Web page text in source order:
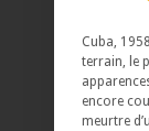
Cuba,
terrain, le
encore
meurtre